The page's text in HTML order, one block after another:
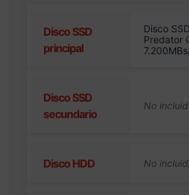
Disco SSD
principal
Disco
Predator
Disco SSD
secundario
Disco HDD